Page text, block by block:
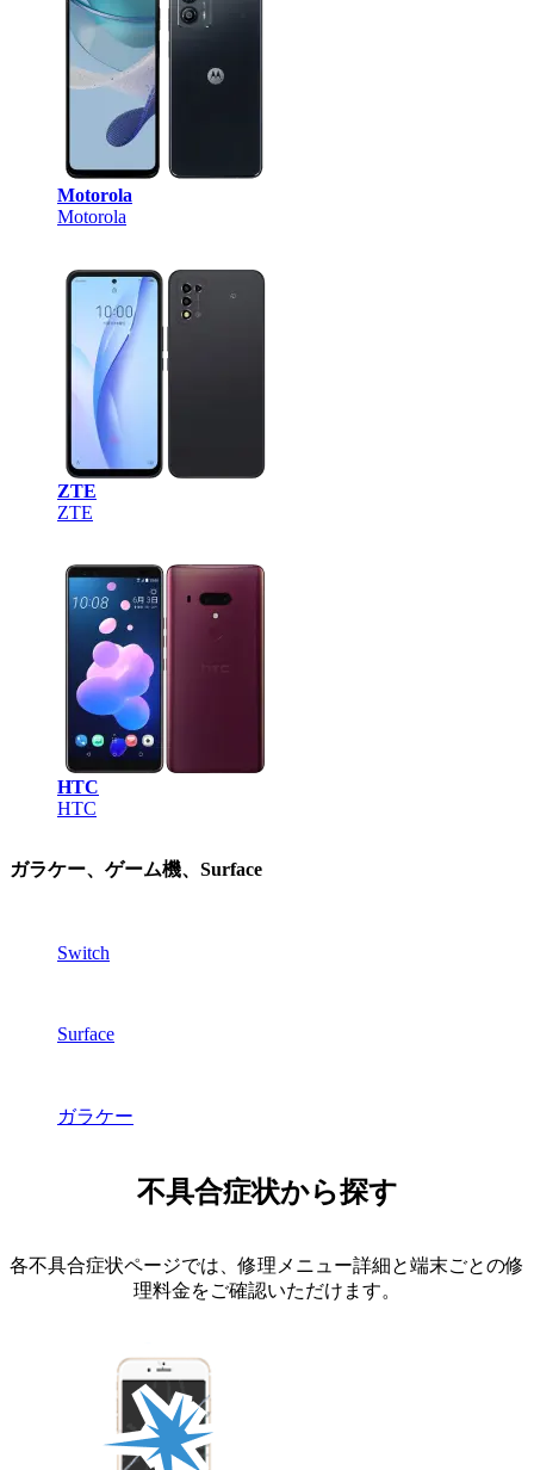
Motorola
Motorola
ZTE
ZTE
HTC
HTC
ガラケー、ゲーム機、Surface
Switch
Surface
ガラケー
不具合症状から探す
各不具合症状ページでは、修理メニュー詳細と端末ごとの修
理料金をご確認いただけます。